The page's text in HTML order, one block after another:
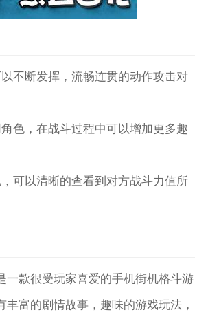
不断发挥，流畅连贯的动作攻击对
色，在战斗过程中可以增加更多趣
可以清晰的查看到对方战斗力值所
一款很受玩家喜爱的手机街机格斗游
丰富的剧情故事，趣味的游戏玩法，